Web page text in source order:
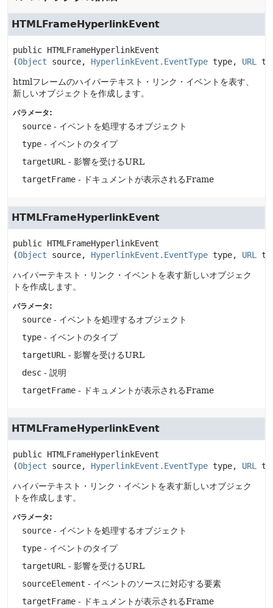
HTMLFrameHyperlinkEvent
public HTMLFrameHyperlinkEvent
(Object source, HyperlinkEvent.EventType type, URL
htmlフレームのハイパーテキスト・リンク・イベントを表す、
新しいオブジェクトを作成します。
パラメータ:
source - イベントを処理するオブジェクト
type - イベントのタイプ
targetURL - 影響を受けるURL
targetFrame - ドキュメントが表示されるFrame
HTMLFrameHyperlinkEvent
public HTMLFrameHyperlinkEvent
(Object source, HyperlinkEvent.EventType type, URL
ハイパーテキスト・リンク・イベントを表す新しいオブジェク
トを作成します。
パラメータ:
source - イベントを処理するオブジェクト
type - イベントのタイプ
targetURL - 影響を受けるURL
desc - 説明
targetFrame - ドキュメントが表示されるFrame
HTMLFrameHyperlinkEvent
public HTMLFrameHyperlinkEvent
(Object source, HyperlinkEvent.EventType type, URL
ハイパーテキスト・リンク・イベントを表す新しいオブジェク
トを作成します。
パラメータ:
source - イベントを処理するオブジェクト
type - イベントのタイプ
targetURL - 影響を受けるURL
sourceElement - イベントのソースに対応する要素
targetFrame - ドキュメントが表示されるFrame